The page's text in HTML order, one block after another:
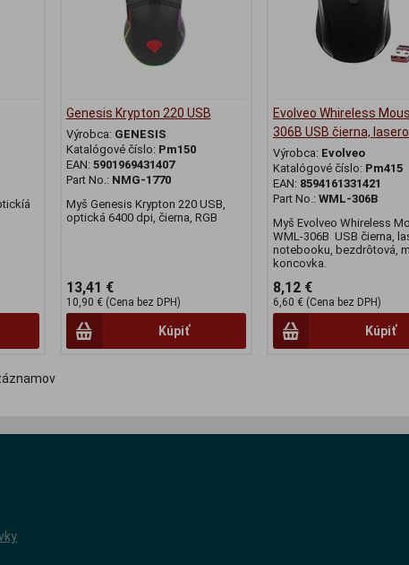
Genesis Krypton 220 USB
Výrobca: GENESIS
Katalógové číslo: Pm150
EAN: 5901969431407
Part No.: NMG-1770
Myš Genesis Krypton 220 USB,
optická 6400 dpi, čierna, RGB
13,41 €
10,90 € (Cena bez DPH)
Kúpiť
Evolveo Whireless
306B USB čierna,
Výrobca: Evolveo
Katalógové číslo: Pm415
EAN: 8594161331421
Part No.: WML-306B
Myš Evolveo Whireless
WML-306B USB čierna,
notebooku, bezdrôtová,
koncovka.
8,12 €
6,60 € (Cena bez DPH)
Kúpiť